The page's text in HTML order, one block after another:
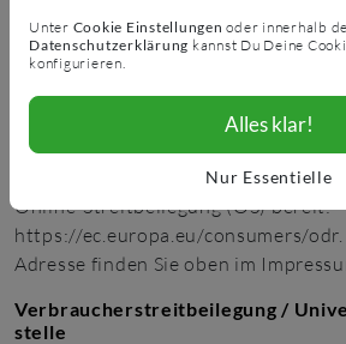
Kontakt:
Telefon:07152/3597677
E-Mail:
Steuernummer: 70400/30545
EU-Streitschlichtung
Die Europäische Kommission stellt
Online-Streitbeilegung (OS) bereit:
https://ec.europa.eu/consumers/odr
Adresse finden Sie oben im
Verbraucher­streit­beilegung /
stelle
Unter Cookie Einstellungen oder innerhalb
Datenschutzerklärung kannst Du Deine
konfigurieren.
Alles klar!
Nur Essentielle